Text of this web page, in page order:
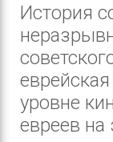
История
уровне
евреев на